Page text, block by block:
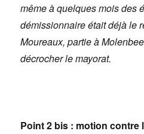
même à quelques mois des
démissionnaire était déjà le
Moureaux, partie à
décrocher le mayorat.
Point 2 bis : motion contre